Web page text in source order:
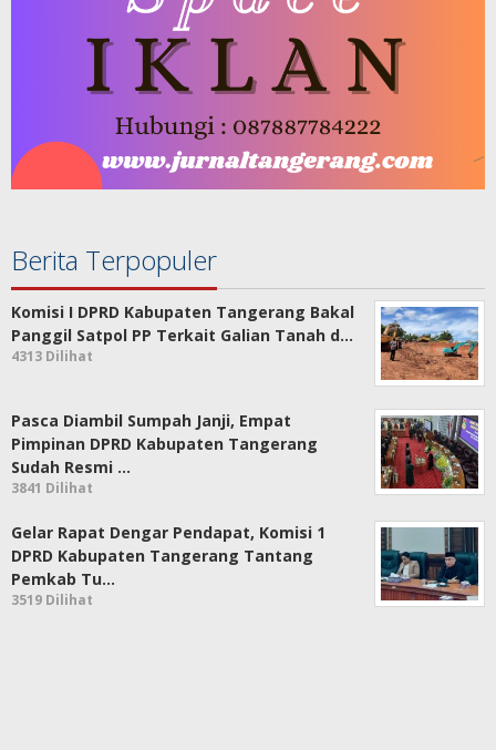
Berita Terpopuler
Komisi I DPRD Kabupaten Tangerang Bakal
Panggil Satpol PP Terkait Galian Tanah d…
4313 Dilihat
Pasca Diambil Sumpah Janji, Empat
Pimpinan DPRD Kabupaten Tangerang
Sudah Resmi …
3841 Dilihat
Gelar Rapat Dengar Pendapat, Komisi 1
DPRD Kabupaten Tangerang Tantang
Pemkab Tu…
3519 Dilihat